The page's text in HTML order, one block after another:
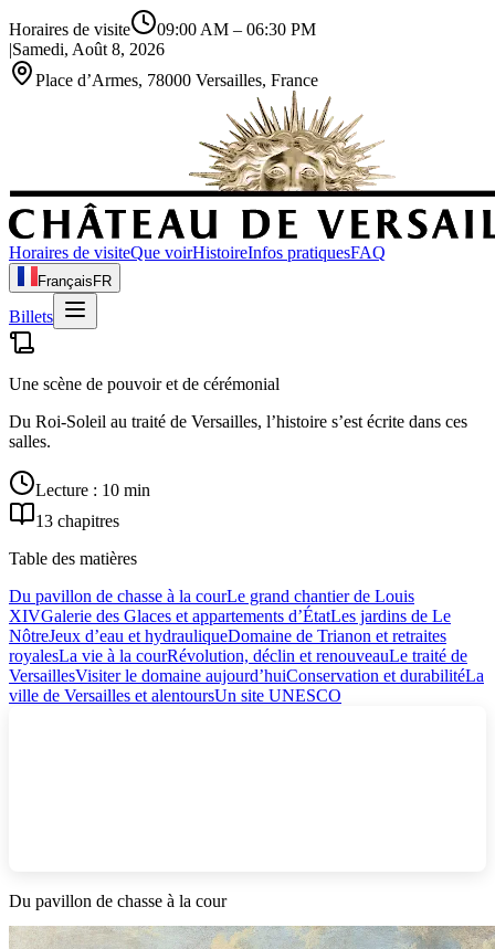
Horaires de visite 09:00 AM – 06:30 PM
|Samedi, Août 8, 2026
Place d’Armes, 78000 Versailles, France
Horaires de visiteQue voirHistoireInfos pratiquesFAQ
Français FR
Billets
Une scène de pouvoir et de cérémonial
Du Roi‑Soleil au traité de Versailles, l’histoire s’est écrite dans ces
salles.
Lecture : 10 min
13 chapitres
Table des matières
Du pavillon de chasse à la courLe grand chantier de Louis
XIVGalerie des Glaces et appartements d’ÉtatLes jardins de Le
NôtreJeux d’eau et hydrauliqueDomaine de Trianon et retraites
royalesLa vie à la courRévolution, déclin et renouveauLe traité de
VersaillesVisiter le domaine aujourd’huiConservation et durabilitéLa
ville de Versailles et alentoursUn site UNESCO
Du pavillon de chasse à la cour